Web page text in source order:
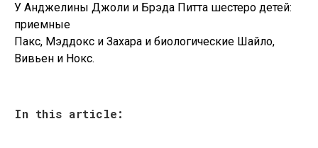
У Анджелины Джоли и Брэда Питта шестеро детей:
приемные
Пакс, Мэддокс и Захара и биологические Шайло,
Вивьен и Нокс.
In this article: